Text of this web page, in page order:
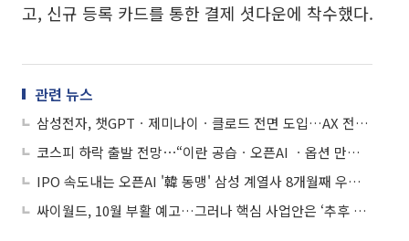
고, 신규 등록 카드를 통한 결제 셧다운에 착수했다.
관련 뉴스
삼성전자, 챗GPTㆍ제미나이ㆍ클로드 전면 도입…AX 전환 본격화
코스피 하락 출발 전망⋯“이란 공습ㆍ오픈AI ㆍ옵션 만기일 불확실성↑”
IPO 속도내는 오픈AI '韓 동맹' 삼성 계열사 8개월째 우상향
싸이월드, 10월 부활 예고…그러나 핵심 사업안은 ‘추후 공개’